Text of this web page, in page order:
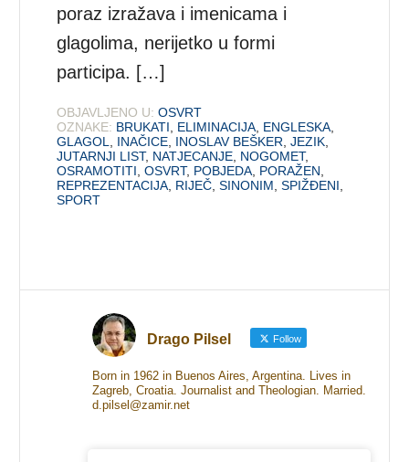
poraz izražava i imenicama i
glagolima, nerijetko u formi
participa. […]
OBJAVLJENO U: OSVRT
OZNAKE: BRUKATI ELIMINACIJA ENGLESKA
GLAGOL
INAČICE INOSLAV BEŠKER ,JEZIK
JUTARNJI LIST, NATJECANJE NOGOMET,
OSRAMOTITI ,OSVRT, POBJEDA PORAŽEN
REPREZENTACIJA RIJEČ ,SINONIM ,SPIŽĐENI
SPORT
Drago Pilsel Follow
Born in 1962 in Buenos Aires, Argentina. Lives in
Zagreb, Croatia. Journalist and Theologian. Married.
d.pilsel@zamir.net